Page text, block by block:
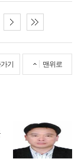
기 맨위로